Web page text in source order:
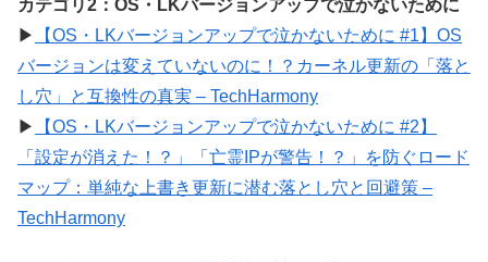
カテゴリ2：OS・LKバージョンアップで泣かないために
▶
【OS・LKバージョンアップで泣かないために #1】OS
バージョンは変えていないのに！？カーネル更新の「落と
し穴」と互換性の真実 – TechHarmony
▶
【OS・LKバージョンアップで泣かないために #2】
「設定が消えた！？」「亡霊IPが警告！？」を防ぐロード
マップ：単純な上書き更新に潜む落とし穴と回避策 –
TechHarmony